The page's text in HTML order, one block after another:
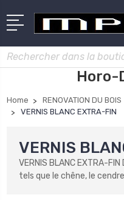
Rechercher
Horo-
Home RENOVATION DU BOIS
VERNIS BLANC EXTRA-FIN
VERNIS
VERNIS BLANC EXTRA-
tels que le chêne, le